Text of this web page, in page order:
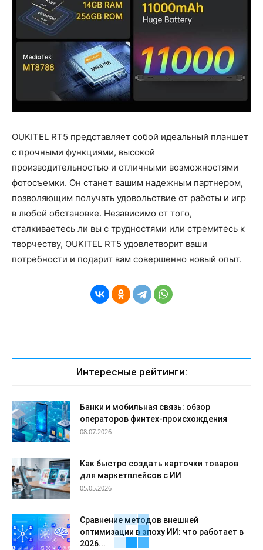
OUKITEL RT5 представляет собой идеальный планшет
с прочными функциями, высокой
производительностью и отличными возможностями
фотосъемки. Он станет вашим надежным партнером,
позволяющим получать удовольствие от работы и игр
в любой обстановке. Независимо от того,
сталкиваетесь ли вы с трудностями или стремитесь к
творчеству, OUKITEL RT5 удовлетворит ваши
потребности и подарит вам совершенно новый опыт.
Интересные рейтинги:
Банки и мобильная связь: обзор
операторов финтех-происхождения
08.07.2026
Как быстро создать карточки товаров
для маркетплейсов с ИИ
05.05.2026
Сравнение методов внешней
оптимизации в эпоху ИИ: что работает в
2026...